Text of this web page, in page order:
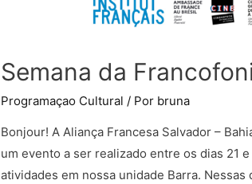
Semana da
Programaçao Cultural / Por bruna
Bonjour! A Aliança Francesa Salvador –
um evento a ser realizado entre os dias 21
atividades em nossa unidade Barra.